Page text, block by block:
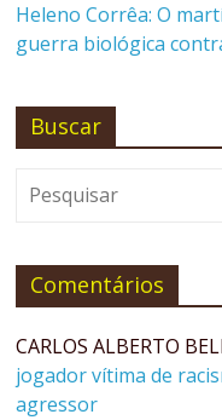
Heleno Corrêa: O
guerra biológica
Buscar
Comentários
CARLOS ALBERTO
jogador vítima de
agressor